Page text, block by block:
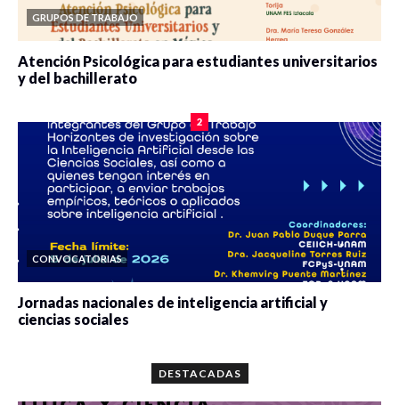
GRUPOS DE TRABAJO
Atención Psicológica para estudiantes universitarios
y del bachillerato
2
CONVOCATORIAS
Jornadas nacionales de inteligencia artificial y
ciencias sociales
DESTACADAS